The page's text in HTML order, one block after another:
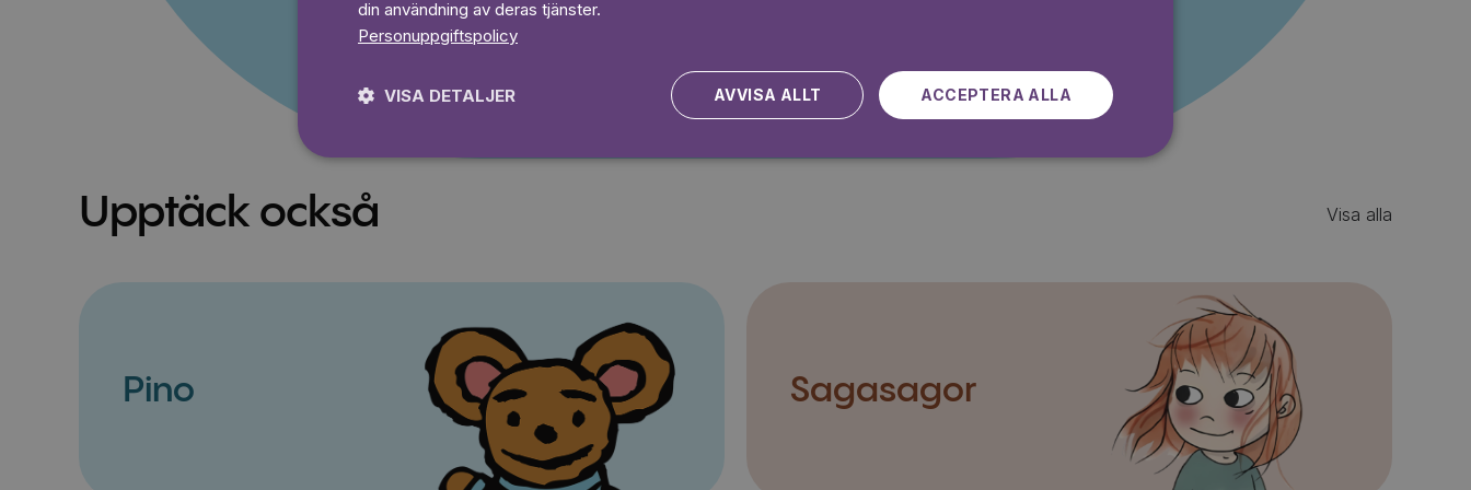
Kampanjen gäller nya kunder fram till och med 2026-08-24
Upptäck också Visa alla
Pino Sagasagor
din användning av deras tjänster.
Personuppgiftspolicy
ACCEPTERA ALLA
AVVISA ALLT
VISA DETALJER